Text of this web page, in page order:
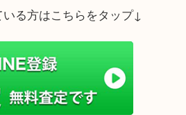
きました
に便利なお品物ですね
た(´▽｀*)